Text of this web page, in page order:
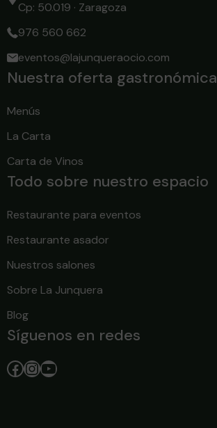
Cp: 50.019 · Zaragoza
976 560 662
eventos@lajunqueraocio.com
Nuestra oferta gastronómica
Menús
La Carta
Carta de Vinos
Todo sobre nuestro espacio
Restaurante para eventos
Restaurante asador
Nuestros salones
Sobre La Junquera
Blog
Síguenos en redes
Facebook
Instagram
YouTube